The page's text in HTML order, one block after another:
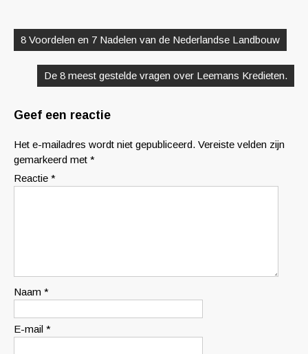
8 Voordelen en 7 Nadelen van de Nederlandse Landbouw
De 8 meest gestelde vragen over Leemans Kredieten.
Geef een reactie
Het e-mailadres wordt niet gepubliceerd. Vereiste velden zijn
gemarkeerd met *
Reactie *
Naam *
E-mail *